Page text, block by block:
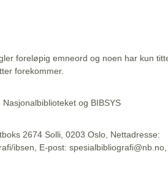
foreløpig emneord og noen har kun
forekommer.
og BIBSYS
2674 Solli, 0203 Oslo, Nettadresse:
ibsen, E-post: